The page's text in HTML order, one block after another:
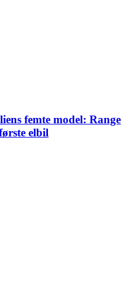
femte model: Range
elbil